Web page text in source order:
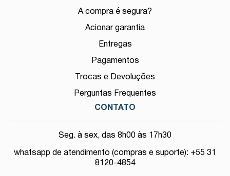
A compra é segura?
Acionar garantia
Entregas
Pagamentos
Trocas e Devoluções
Perguntas Frequentes
CONTATO
Seg. à sex, das 8h00 às 17h30
whatsapp de atendimento (compras e suporte): +55 31
8120-4854